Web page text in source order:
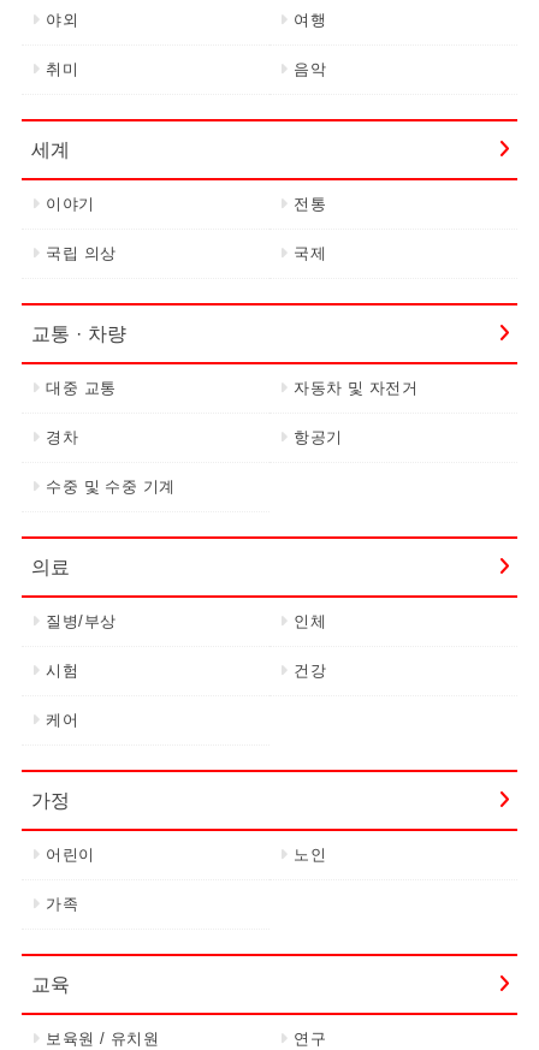
야외 여행
취미 음악
세계
이야기 전통
국립 의상 국제
교통 · 차량
대중 교통 자동차 및 자전거
경차 항공기
수중 및 수중 기계
의료
질병/부상 인체
시험 건강
케어
가정
어린이 노인
가족
교육
보육원 / 유치원 연구